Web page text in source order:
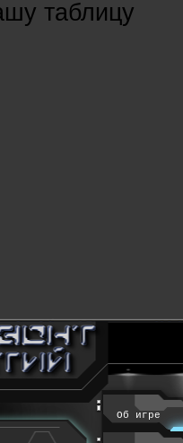
таблицу
Об игре